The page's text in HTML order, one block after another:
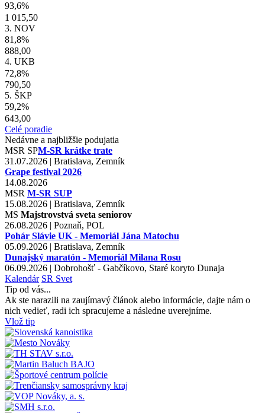
93,6%
1 015,50
3. NOV
81,8%
888,00
4. UKB
72,8%
790,50
5. ŠKP
59,2%
643,00
Celé poradie
Nedávne a najbližšie podujatia
MSR SPM-SR krátke trate
31.07.2026 | Bratislava, Zemník
Grape festival 2026
14.08.2026
MSR M-SR SUP
15.08.2026 | Bratislava, Zemník
MS Majstrovstvá sveta seniorov
26.08.2026 | Poznaň, POL
Pohár Slávie UK - Memoriál Jána Matochu
05.09.2026 | Bratislava, Zemník
Dunajský maratón - Memoriál Milana Rosu
06.09.2026 | Dobrohošť - Gabčíkovo, Staré koryto Dunaja
Kalendár SR Svet
Tip od vás...
Ak ste narazili na zaujímavý článok alebo informácie, dajte nám o
nich vedieť, radi ich spracujeme a následne uverejníme.
Vlož tip